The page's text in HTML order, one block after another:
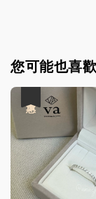
您可能也喜歡